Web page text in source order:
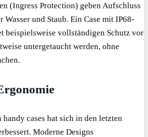
(Ingress Protection) geben Aufschluss
Wasser und Staub. Ein Case mit IP68-
beispielsweise vollständigen Schutz vor
untergetaucht werden, ohne
cases hat sich in den letzten
Moderne Designs